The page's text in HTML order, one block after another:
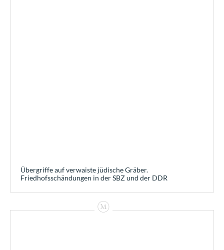
Übergriffe auf verwaiste jüdische Gräber.
Friedhofsschändungen in der SBZ und der DDR